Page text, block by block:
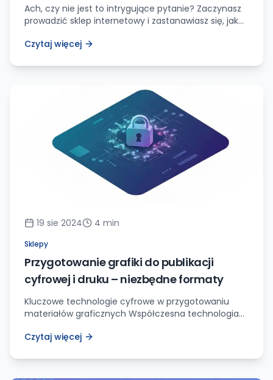
Ach, czy nie jest to intrygujące pytanie? Zaczynasz
prowadzić sklep internetowy i zastanawiasz się, jak
wirtualnej przystani. Cóż, mam dla Ciebie idealną
nowatorskie rozwiązanie, które podbiło serca
arsenale. Czym jest BLIK i dlaczego […]
Czytaj więcej
19 sie 2024 4 min
Sklepy
Przygotowanie grafiki do publikacji
cyfrowej i druku – niezbędne formaty
Kluczowe technologie cyfrowe w przygotowaniu
materiałów graficznych Współczesna technologia
tworzenia i przygotowywania materiałów
Zamiast tradycyjnych metod, takich jak fotomontaż
Czytaj więcej